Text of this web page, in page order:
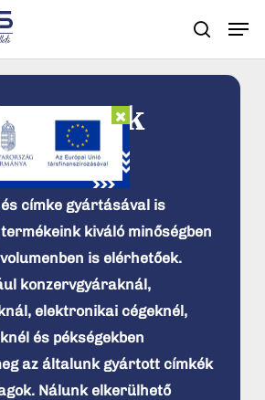
keresés
címke gyártásával is
kiváló minőségben
is elérhetőek.
konzervgyáraknál,
elektronikai cégeknél,
és pékségekben
az általunk gyártott címkék
Nálunk elkerülhető